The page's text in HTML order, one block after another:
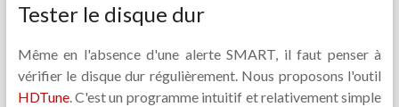
Tester le disque dur
Même en l'absence d'une alerte SMART, il faut penser à
vérifier le disque dur régulièrement. Nous proposons l'outil
HDTune. C'est un programme intuitif et relativement simple